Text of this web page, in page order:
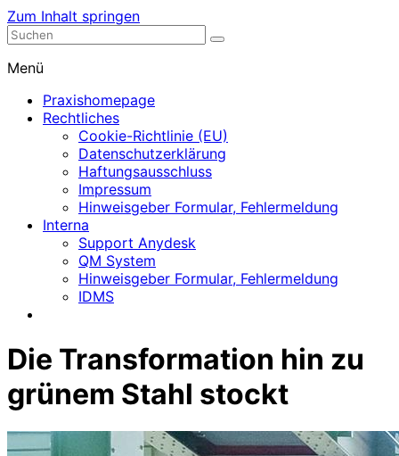
Zum Inhalt springen
Nephrologische Praxis mit Dialyse
Menü
Praxishomepage
Rechtliches
Cookie-Richtlinie (EU)
Datenschutzerklärung
Haftungsausschluss
Impressum
Hinweisgeber Formular, Fehlermeldung
Interna
Support Anydesk
QM System
Hinweisgeber Formular, Fehlermeldung
IDMS
Die Transformation hin zu
grünem Stahl stockt